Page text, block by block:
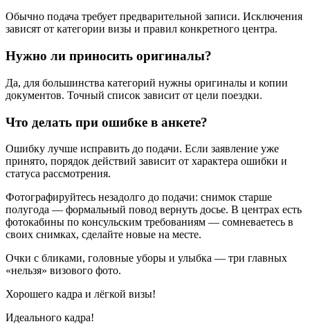
Обычно подача требует предварительной записи. Исключения
зависят от категории визы и правил конкретного центра.
Нужно ли приносить оригиналы?
Да, для большинства категорий нужны оригиналы и копии
документов. Точный список зависит от цели поездки.
Что делать при ошибке в анкете?
Ошибку лучше исправить до подачи. Если заявление уже
принято, порядок действий зависит от характера ошибки и
статуса рассмотрения.
Фотографируйтесь незадолго до подачи: снимок старше
полугода — формальный повод вернуть досье. В центрах есть
фотокабины по консульским требованиям — сомневаетесь в
своих снимках, сделайте новые на месте.
Очки с бликами, головные уборы и улыбка — три главных
«нельзя» визового фото.
Хорошего кадра и лёгкой визы!
Идеального кадра!